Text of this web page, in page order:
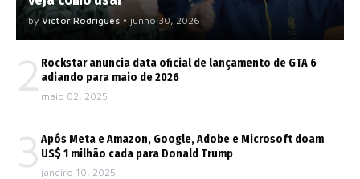
by Victor Rodrigues • junho 30, 2026
2 Rockstar anuncia data oficial de lançamento de GTA 6
adiando para maio de 2026
maio 02, 2025
3 Após Meta e Amazon, Google, Adobe e Microsoft doam
US$ 1 milhão cada para Donald Trump
janeiro 10, 2025